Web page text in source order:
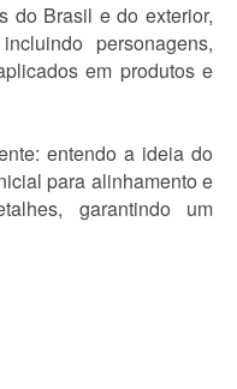
do Brasil e do exterior,
personagens,
em produtos e
entendo a ideia do
para alinhamento e
garantindo um